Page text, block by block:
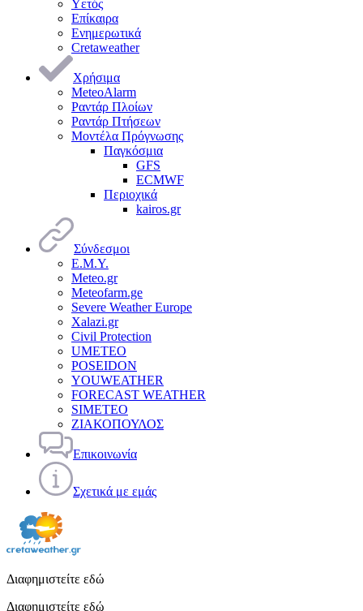
Υετός
Επίκαιρα
Ενημερωτικά
Cretaweather
Χρήσιμα
MeteoAlarm
Ραντάρ Πλοίων
Ραντάρ Πτήσεων
Μοντέλα Πρόγνωσης
Παγκόσμια
GFS
ECMWF
Περιοχικά
kairos.gr
Σύνδεσμοι
Ε.Μ.Υ.
Meteo.gr
Meteofarm.ge
Severe Weather Europe
Xalazi.gr
Civil Protection
UMETEO
POSEIDON
YOUWEATHER
FORECAST WEATHER
SIMETEO
ΖΙΑΚΟΠΟΥΛΟΣ
Επικοινωνία
Σχετικά με εμάς
Διαφημιστείτε εδώ
Διαφημιστείτε εδώ